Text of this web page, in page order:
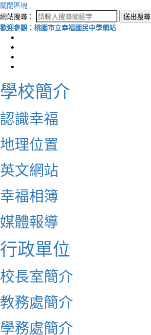
關閉區塊
網站搜尋：
送出搜尋
歡迎參觀：桃園市立幸福國民中學網站
學校簡介
認識幸福
地理位置
英文網站
幸福相簿
媒體報導
行政單位
校長室簡介
教務處簡介
學務處簡介